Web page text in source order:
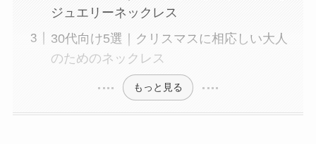
ジュエリーネックレス
30代向け5選｜クリスマスに相応しい大人
のためのネックレス
もっと見る